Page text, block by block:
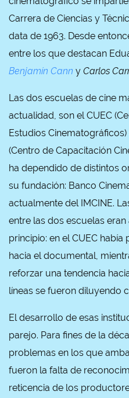
Carrera de Ciencias y
data de 1963. Desde
entre los que destacan
Benjamín Cann y Carlos
Las dos escuelas de cine
actualidad, son el CUEC
Estudios
(Centro de Capacitación
ha dependido de distintos
su fundación: Banco
actualmente del IMCINE.
entre las dos escuelas
principio: en el CUEC
hacia el documental,
reforzar una tendencia
líneas se fueron diluyendo
El desarrollo de esas
parejo. Para fines de la
problemas en los que
fueron la falta de
reticencia de los